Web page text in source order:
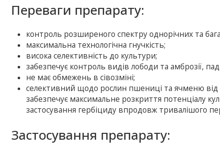
Переваги препарату:
контроль розширеного спектру однорічних та
максимальна технологічна гнучкість;
висока селективність до культури;
забезпечує контроль видів лободи та амброзії,
не має обмежень в сівозміні;
селективний щодо рослин пшениці та ячменю від
забезпечує максимальне розкриття потенціалу
застосування гербіциду впродовж тривалішого
Застосування препарату: